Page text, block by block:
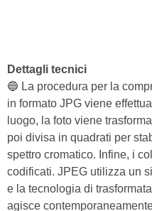
Dettagli tecnici
🔵 La procedura per la
in formato JPG viene
luogo, la foto viene
poi divisa in quadrati per
spettro cromatico. Infine, i
codificati. JPEG utilizza un
e la tecnologia di
agisce